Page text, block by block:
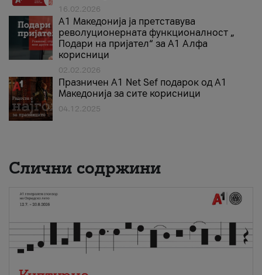
16.02.2026
А1 Македонија ја претставува
револуционерната функционалност „
Подари на пријател“ за А1 Алфа
корисници
02.02.2026
Празничен A1 Net Sеf подарок од А1
Македонија за сите корисници
04.12.2025
Слични содржини